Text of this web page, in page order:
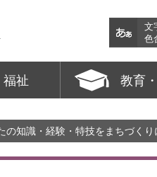
文
色
福祉 教育
の知識・経験・特技をまちづくり